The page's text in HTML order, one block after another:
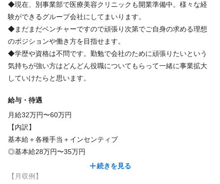
仕事内容
セルフホワイトニングの為施術なし、カウンセリング、事務、接
客、集客作業
福利厚生の詳細
研修中でも各種インセンティブあり
◆現在、別事業部で医療美容クリニックも開業準備中。様々な経
験ができるグループ会社にしてまいります。
◆まだまだベンチャーですので頑張り次第でご自身の求める理想
のポジションや働き方を目指せます。
◆学歴や資格は不問です。勤勉で会社のために頑張りたいという
気持ちが強い方はどんどん役職についてもらって一緒に事業拡大
していけたらと思います。
給与・待遇
月給32万円〜60万円
【内訳】
基本給＋各種手当＋インセンティブ
◎基本給28万円〜35万円
【月収例】
続きを見る